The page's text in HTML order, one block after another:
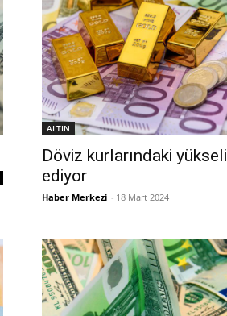
ALTIN
Döviz kurlarındaki
ediyor
Haber Merkezi - 18 Mart 2024